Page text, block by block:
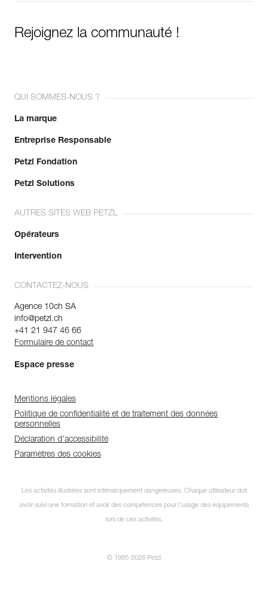
Rejoignez la communauté !
QUI SOMMES-NOUS ?
La marque
Entreprise Responsable
Petzl Fondation
Petzl Solutions
AUTRES SITES WEB PETZL
Opérateurs
Intervention
CONTACTEZ-NOUS
Agence 10ch SA
info@petzl.ch
+41 21 947 46 66
Formulaire de contact
Espace presse
Mentions légales
Politique de confidentialité et de traitement des données
personnelles
Déclaration d'accessibilité
Paramètres des cookies
Les activités illustrées sont intrinsèquement dangereuses. Chaque utilisateur doit
avoir suivi une formation et avoir des compétences pour l’usage des équipements
lors de ces activités.
© 1995-2026 Petzl